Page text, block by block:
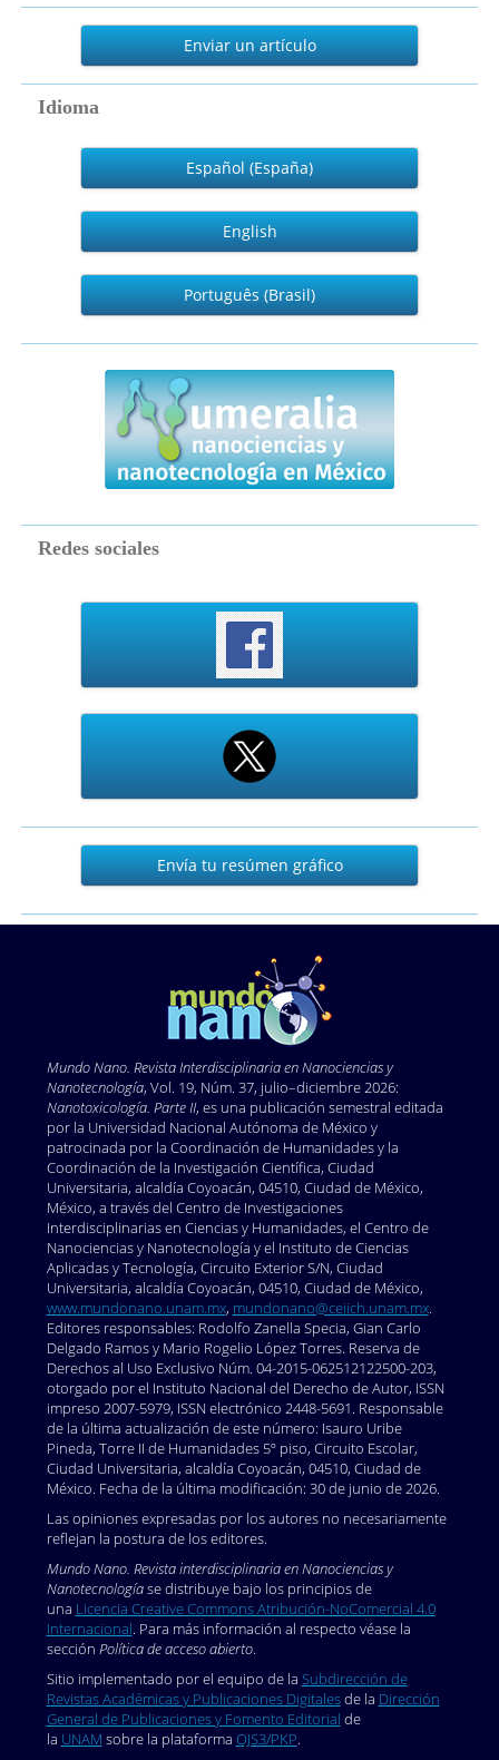
Enviar
artículo
Enviar un artículo
Idioma
Español (España)
English
Português (Brasil)
numeralia
Redes sociales
Envía
resúmen
gráfico
Envía tu resúmen gráfico
Mundo Nano. Revista Interdisciplinaria en Nanociencias y
Nanotecnología, Vol. 19, Núm. 37, julio–diciembre 2026:
Nanotoxicología. Parte II, es una publicación semestral editada
por la Universidad Nacional Autónoma de México y
patrocinada por la Coordinación de Humanidades y la
Coordinación de la Investigación Científica, Ciudad
Universitaria, alcaldía Coyoacán, 04510, Ciudad de México,
México, a través del Centro de Investigaciones
Interdisciplinarias en Ciencias y Humanidades, el Centro de
Nanociencias y Nanotecnología y el Instituto de Ciencias
Aplicadas y Tecnología, Circuito Exterior S/N, Ciudad
Universitaria, alcaldía Coyoacán, 04510, Ciudad de México,
www.mundonano.unam.mx, mundonano@ceiich.unam.mx.
Editores responsables: Rodolfo Zanella Specia, Gian Carlo
Delgado Ramos y Mario Rogelio López Torres. Reserva de
Derechos al Uso Exclusivo Núm. 04-2015-062512122500-203,
otorgado por el Instituto Nacional del Derecho de Autor, ISSN
impreso 2007-5979, ISSN electrónico 2448-5691. Responsable
de la última actualización de este número: Isauro Uribe
Pineda, Torre II de Humanidades 5º piso, Circuito Escolar,
Ciudad Universitaria, alcaldía Coyoacán, 04510, Ciudad de
México. Fecha de la última modificación: 30 de junio de 2026.
Las opiniones expresadas por los autores no necesariamente
reflejan la postura de los editores.
Mundo Nano. Revista interdisciplinaria en Nanociencias y
Nanotecnologíase distribuye bajo los principios de
una Licencia Creative Commons Atribución-NoComercial 4.0
Internacional. Para más información al respecto véase la
sección Política de acceso abierto.
Sitio implementado por el equipo de la Subdirección de
Revistas Académicas y Publicaciones Digitalesde la Dirección
General de Publicaciones y Fomento Editorial de
la UNAM sobre la plataforma OJS3/PKP.